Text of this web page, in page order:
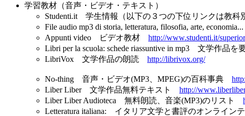
学習教材（音声・ビデオ・テキスト）
Studenti.it 学生情報（以下の３つの下位リンクは教科
File audio mp3 di storia, letteratura, filosofia, arte,
Appunti video ビデオ教材 http://www.studenti.it/
Libri per la scuola: schede riassuntive in mp3 文学作品
LibriVox 文学作品の朗読 http://librivox.org/
No-thing 音声・ビデオ(MP3、MPEG)の百科事典
Liber Liber 文学作品無料テキスト http://
Liber Liber Audioteca 無料朗読、音楽(MP3)のリスト
Letteratura italiana: イタリア文学と書評のオンライン